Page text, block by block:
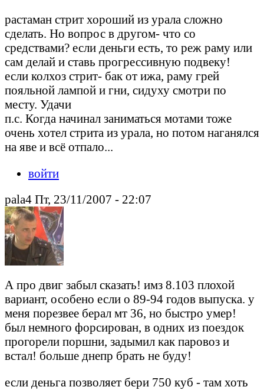
растаман стрит хороший из урала сложно
сделать. Но вопрос в другом- что со
средствами? если деньги есть, то реж раму или
сам делай и ставь прогрессивную подвеку!
если колхоз стрит- бак от ижа, раму грей
пояльной лампой и гни, сидуху смотри по
месту. Удачи
п.с. Когда начинал заниматься мотами тоже
очень хотел стрита из урала, но потом наганялся
на яве и всё отпало...
войти
pala4 Пт, 23/11/2007 - 22:07
А про двиг забыл сказать! имз 8.103 плохой
вариант, особено если о 89-94 годов выпуска. у
меня порезвее берал мт 36, но быстро умер!
был немного форсирован, в одних из поездок
прогорели поршни, задымил как паровоз и
встал! больше днепр брать не буду!
если деньга позволяет бери 750 куб - там хоть